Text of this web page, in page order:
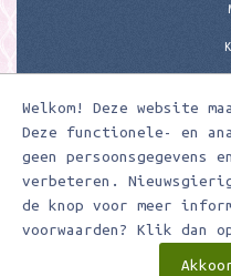
Welkom! Deze website
Deze functionele- en
geen persoonsgegevens
verbeteren.
de knop voor meer
voorwaarden? Klik dan
06 –
KVK
BTW